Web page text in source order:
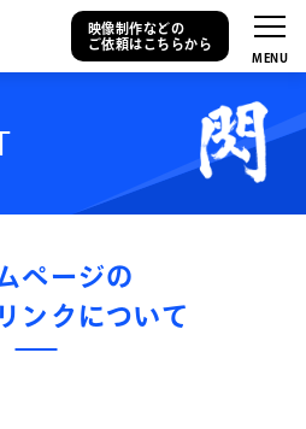
映像制作などの
ご依頼はこちらから
ページの
ンクについて